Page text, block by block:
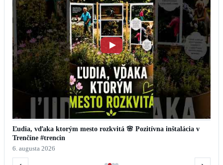
Ľudia, vďaka ktorým mesto rozkvitá 🌸 Pozitívna inštalácia v
Trenčíne #trencin
6. augusta 2026